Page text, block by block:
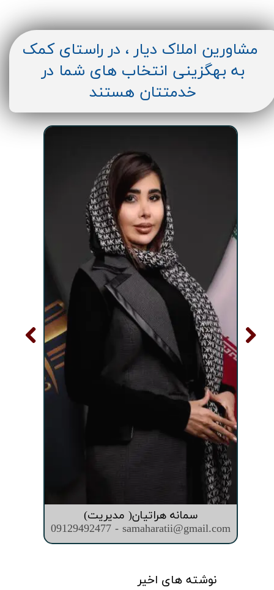
سمانه هراتیان( مدیریت)
09129492477 - samaharatii@gmail.com
مشاورین املاک دیار ، در راستای کمک
به بهگزینی انتخاب های شما در
خدمتتان هستند
نوشته های اخیر